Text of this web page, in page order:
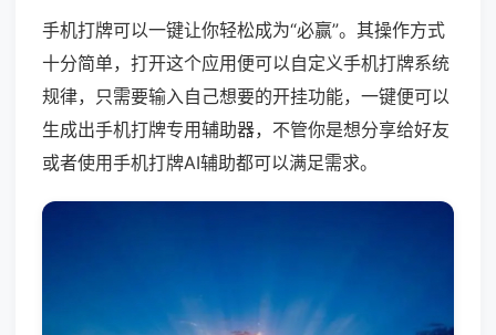
手机打牌可以一键让你轻松成为“必赢”。其操作方式
十分简单，打开这个应用便可以自定义手机打牌系统
规律，只需要输入自己想要的开挂功能，一键便可以
生成出手机打牌专用辅助器，不管你是想分享给好友
或者使用手机打牌AI辅助都可以满足需求。